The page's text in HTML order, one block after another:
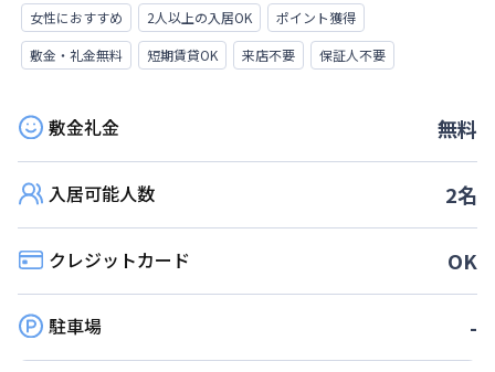
女性におすすめ 2人以上の入居OK
ポイント獲得
敷金・礼金無料
短期賃貸OK 来店不要 保証人不要
敷金礼金 無料
入居可能人数 2名
クレジットカード OK
駐車場 -